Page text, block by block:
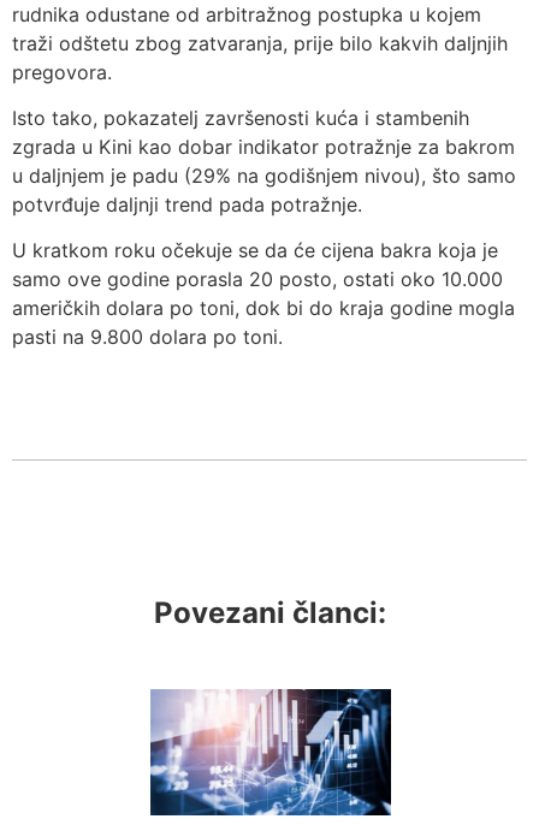
rudnika odustane od arbitražnog postupka u kojem
traži odštetu zbog zatvaranja, prije bilo kakvih daljnjih
pregovora.
Isto tako, pokazatelj završenosti kuća i stambenih
zgrada u Kini kao dobar indikator potražnje za bakrom
u daljnjem je padu (29% na godišnjem nivou), što samo
potvrđuje daljnji trend pada potražnje.
U kratkom roku očekuje se da će cijena bakra koja je
samo ove godine porasla 20 posto, ostati oko 10.000
američkih dolara po toni, dok bi do kraja godine mogla
pasti na 9.800 dolara po toni.
Povezani članci: